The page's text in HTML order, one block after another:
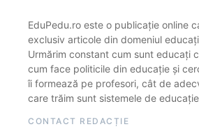
EduPedu.ro este o publicație online
exclusiv articole din domeniul
Urmărim constant cum sunt educați
cum face politicile din educație și
îi formează pe profesori, cât de
care trăim sunt sistemele de
CONTACT REDACȚIE